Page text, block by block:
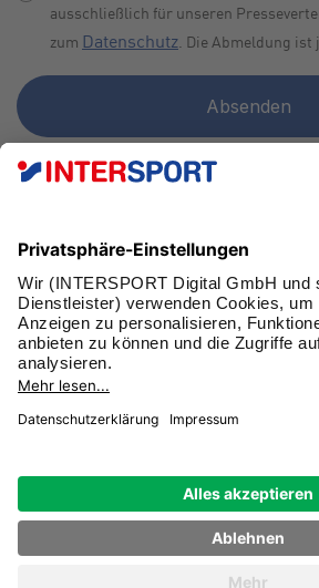
ausschließlich für unseren
zum Datenschutz. Die Abmeldung
SCHNELLFAN WERDEN!
© INTERSPORT 2026